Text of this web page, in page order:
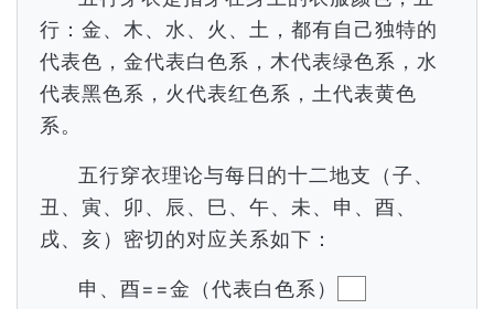
行：金、木、水、火、土，都有自己独特的
代表色，金代表白色系，木代表绿色系，水
代表黑色系，火代表红色系，土代表黄色
系。
五行穿衣理论与每日的十二地支（子、
丑、寅、卯、辰、巳、午、未、申、酉、
戌、亥）密切的对应关系如下：
申、酉==金（代表白色系）